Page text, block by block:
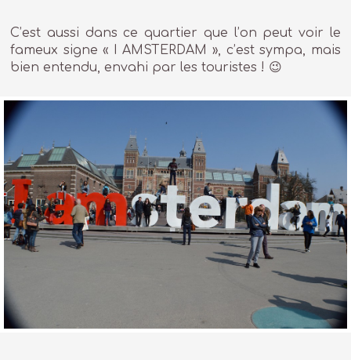
C’est aussi dans ce quartier que l’on peut voir le
fameux signe « I AMSTERDAM », c’est sympa, mais
bien entendu, envahi par les touristes ! 😉